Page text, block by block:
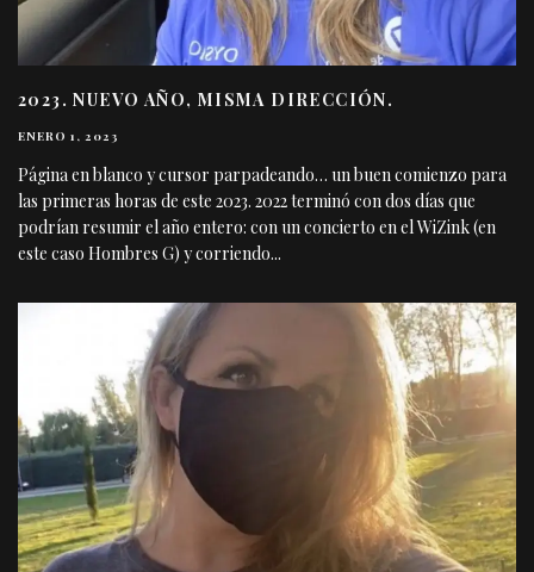
2023. NUEVO AÑO, MISMA DIRECCIÓN.
ENERO 1, 2023
Página en blanco y cursor parpadeando… un buen comienzo para
las primeras horas de este 2023. 2022 terminó con dos días que
podrían resumir el año entero: con un concierto en el WiZink (en
este caso Hombres G) y corriendo...